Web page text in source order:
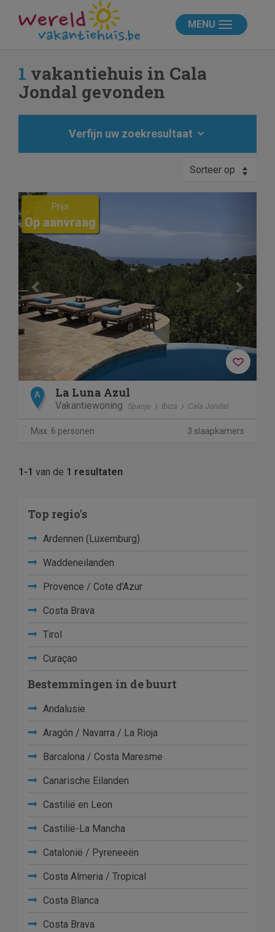
MENU
1 vakantiehuis in Cala
Jondal gevonden
Verfijn uw zoekresultaat
Sorteer op
Previous
Prijs
Op aanvraag
A La Luna Azul
Vakantiewoning Spanje Ibiza Cala Jondal
Max. 6 personen 3 slaapkamers
1-1 van de 1 resultaten
Top regio's
Ardennen (Luxemburg)
Waddeneilanden
Provence / Cote d'Azur
Costa Brava
Tirol
Curaçao
Bestemmingen in de buurt
Andalusie
Aragón / Navarra / La Rioja
Barcalona / Costa Maresme
Canarische Eilanden
Castilië en Leon
Castilië-La Mancha
Catalonië / Pyreneeën
Costa Almeria / Tropical
Costa Blanca
Costa Brava